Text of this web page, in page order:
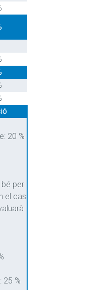
20 %
per
el cas
25 %